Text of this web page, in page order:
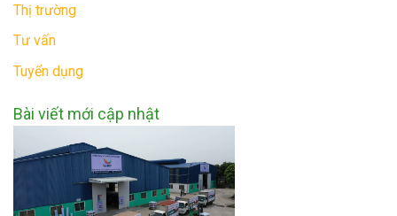
Thị trường
Tư vấn
Tuyển dụng
Bài viết mới cập nhật